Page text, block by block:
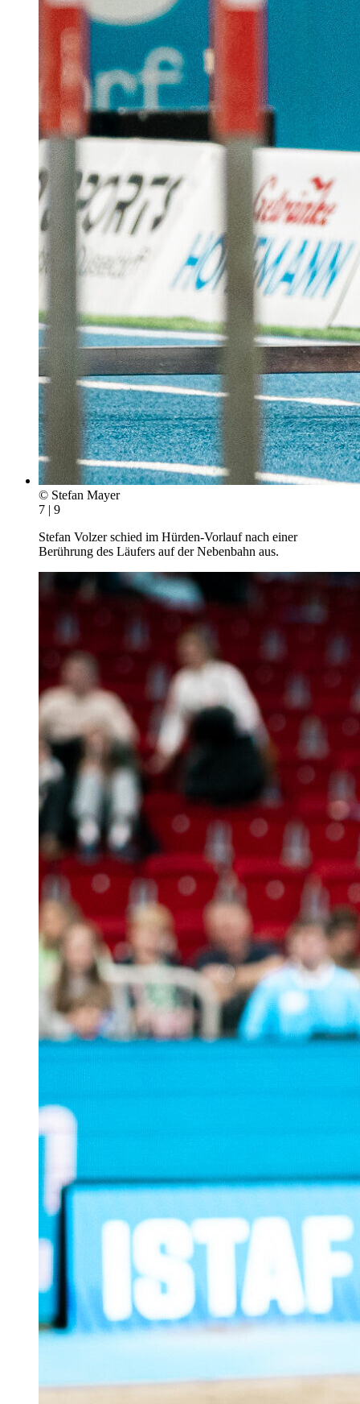
© Stefan Mayer
7 | 9
Stefan Volzer schied im Hürden-Vorlauf nach einer
Berührung des Läufers auf der Nebenbahn aus.